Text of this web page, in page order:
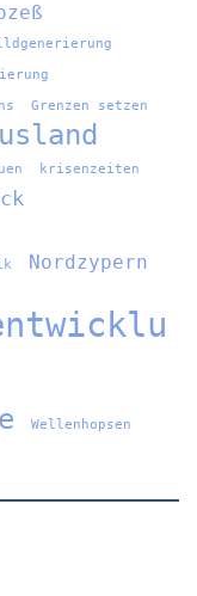
Grenzen setzen
krisenzeiten
Nordzypern
Wellenhopsen